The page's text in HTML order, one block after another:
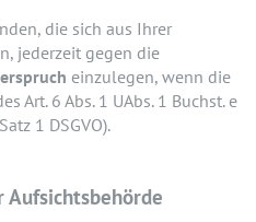
die sich aus Ihrer
jederzeit gegen die
einzulegen, wenn die
Art. 6 Abs. 1 UAbs. 1 Buchst. e
1 DSGVO).
Aufsichtsbehörde